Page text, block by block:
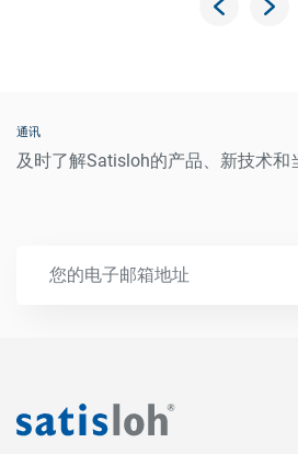
通讯
及时了解Satisloh的产品、新技术和